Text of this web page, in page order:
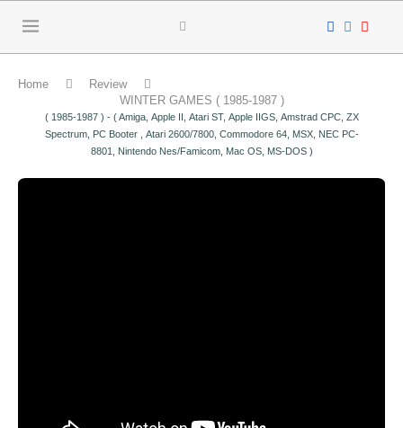
Home
Review
WINTER GAMES ( 1985-1987 )
( 1985-1987 ) - ( Amiga, Apple II, Atari ST, Apple IIGS, Amstrad CPC, ZX
Spectrum, PC Booter , Atari 2600/7800, Commodore 64, MSX, NEC PC-
8801, Nintendo Nes/Famicom, Mac OS, MS-DOS )